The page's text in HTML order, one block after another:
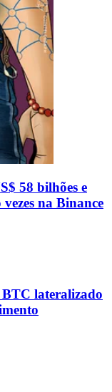
58 bilhões e
na Binance
lateralizado